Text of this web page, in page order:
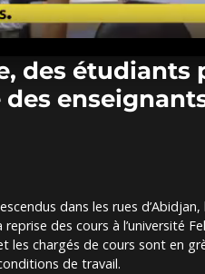
des étudiants
dans les rues
des cours à l’université
les chargés de cours sont en
de travail.